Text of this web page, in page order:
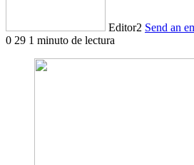
Editor2 Send an
0 29 1 minuto de lectura